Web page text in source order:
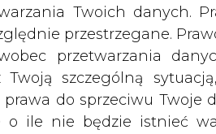
Twoich danych.
przestrzegane.
przetwarzania
szczególną
do sprzeciwu Twoje
o ile nie będzie istnieć